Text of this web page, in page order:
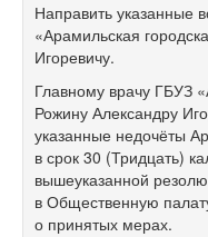
Направить указанные
«Арамильская
Игоревичу.
Главному врачу ГБУЗ
Рожину Александру
указанные недочёты
в срок 30 (Тридцать)
вышеуказанной
в Общественную
о принятых мерах.